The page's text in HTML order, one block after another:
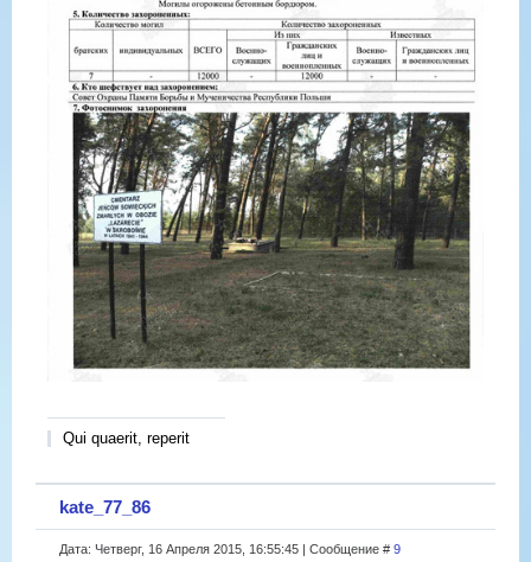
Qui quaerit, reperit
kate_77_86
Дата: Четверг, 16 Апреля 2015, 16:55:45 | Сообщение # 9